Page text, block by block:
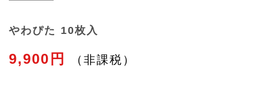
やわぴた 10枚入
9,900円